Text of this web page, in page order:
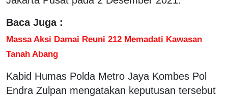
Baca Juga :
Massa Aksi Damai Reuni 212 Memadati Kawasan
Tanah Abang
Kabid Humas Polda Metro Jaya Kombes Pol
Endra Zulpan mengatakan keputusan tersebut